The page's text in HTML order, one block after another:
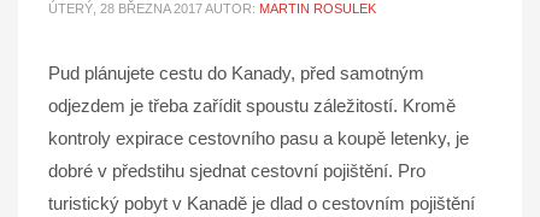
ÚTERÝ, 28 BŘEZNA 2017AUTOR: MARTIN ROSULEK
Pud plánujete cestu do Kanady, před samotným
odjezdem je třeba zařídit spoustu záležitostí. Kromě
kontroly expirace cestovního pasu a koupě letenky, je
dobré v předstihu sjednat cestovní pojištění. Pro
turistický pobyt v Kanadě je dlad o cestovním pojištění